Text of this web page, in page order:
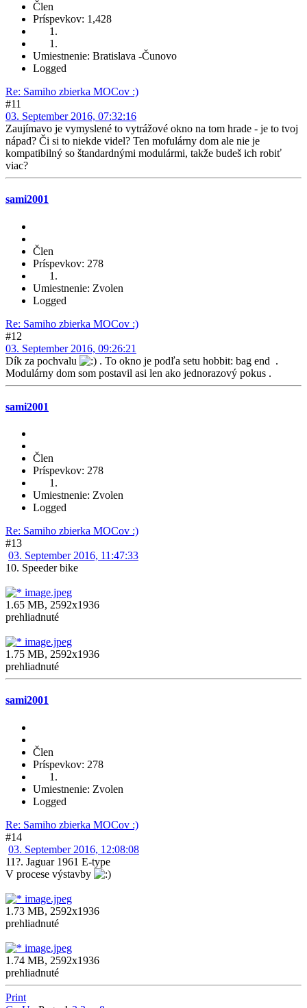
Člen
Príspevkov: 1,428
Umiestnenie: Bratislava -Čunovo
Logged
Re: Samiho zbierka MOCov :)
#11
03. September 2016, 07:32:16
Zaujímavo je vymyslené to vytrážové okno na tom hrade - je to tvoj
nápad? Či si to niekde videl? Ten mofulárny dom ale nie je
kompatibilný so štandardnými modulármi, takže budeš ich robiť
viac?
sami2001
Člen
Príspevkov: 278
Umiestnenie: Zvolen
Logged
Re: Samiho zbierka MOCov :)
#12
03. September 2016, 09:26:21
Dík za pochvalu
. To okno je podľa setu hobbit: bag end .
Modulárny dom som postavil asi len ako jednorazový pokus .
sami2001
Člen
Príspevkov: 278
Umiestnenie: Zvolen
Logged
Re: Samiho zbierka MOCov :)
#13
03. September 2016, 11:47:33
10. Speeder bike
image.jpeg
1.65 MB, 2592x1936
prehliadnuté
image.jpeg
1.75 MB, 2592x1936
prehliadnuté
sami2001
Člen
Príspevkov: 278
Umiestnenie: Zvolen
Logged
Re: Samiho zbierka MOCov :)
#14
03. September 2016, 12:08:08
11?. Jaguar 1961 E-type
V procese výstavby
image.jpeg
1.73 MB, 2592x1936
prehliadnuté
image.jpeg
1.74 MB, 2592x1936
prehliadnuté
Print